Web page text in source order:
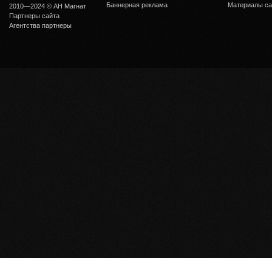
2010—2024 © АН Магнат
Партнеры сайта
Агентства партнеры
Баннерная реклама Материалы